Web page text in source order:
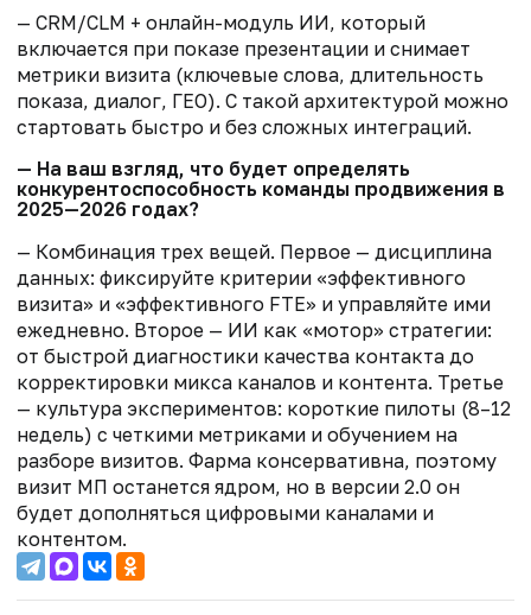
— CRM/CLM + онлайн-модуль ИИ, который
включается при показе презентации и снимает
метрики визита (ключевые слова, длительность
показа, диалог, ГЕО). С такой архитектурой можно
стартовать быстро и без сложных интеграций.
— На ваш взгляд, что будет определять
конкурентоспособность команды продвижения в
2025—2026 годах?
— Комбинация трех вещей. Первое — дисциплина
данных: фиксируйте критерии «эффективного
визита» и «эффективного FTE» и управляйте ими
ежедневно. Второе — ИИ как «мотор» стратегии:
от быстрой диагностики качества контакта до
корректировки микса каналов и контента. Третье
— культура экспериментов: короткие пилоты (8–12
недель) с четкими метриками и обучением на
разборе визитов. Фарма консервативна, поэтому
визит МП останется ядром, но в версии 2.0 он
будет дополняться цифровыми каналами и
контентом.